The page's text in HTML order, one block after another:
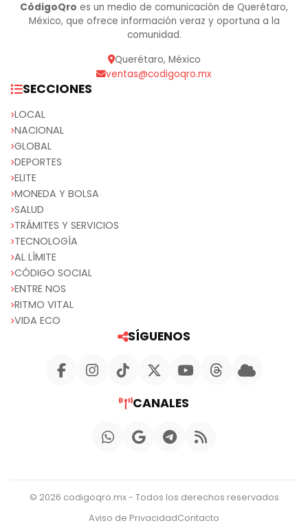
CódigoQro es un medio de comunicación de Querétaro,
México, que ofrece información veraz y oportuna a la
comunidad.
Querétaro, México
ventas@codigoqro.mx
SECCIONES
LOCAL
NACIONAL
GLOBAL
DEPORTES
ELITE
MONEDA Y BOLSA
SALUD
TRÁMITES Y SERVICIOS
TECNOLOGÍA
AL LÍMITE
CÓDIGO SOCIAL
ENTRE NOS
RITMO VITAL
VIDA ECO
SÍGUENOS
CANALES
© 2026 codigoqro.mx - Todos los derechos reservados
Aviso de PrivacidadContacto